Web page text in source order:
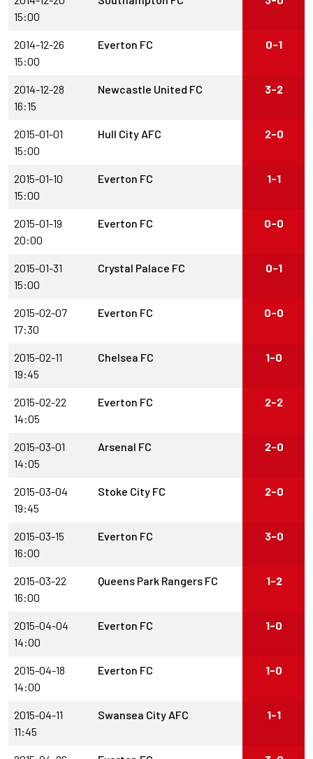
15:00
2014-12-26
15:00
Everton FC 0-1
2014-12-28
16:15
Newcastle United FC 3-2
2015-01-01
15:00
Hull City AFC 2-0
2015-01-10
15:00
Everton FC 1-1
2015-01-19
20:00
Everton FC 0-0
2015-01-31
15:00
Crystal Palace FC 0-1
2015-02-07
17:30
Everton FC 0-0
2015-02-11
19:45
Chelsea FC 1-0
2015-02-22
14:05
Everton FC 2-2
2015-03-01
14:05
Arsenal FC 2-0
2015-03-04
19:45
Stoke City FC 2-0
2015-03-15
16:00
Everton FC 3-0
2015-03-22
16:00
Queens Park Rangers FC 1-2
2015-04-04
14:00
Everton FC 1-0
2015-04-18
14:00
Everton FC 1-0
2015-04-11
11:45
Swansea City AFC 1-1